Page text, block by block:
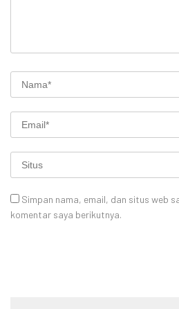
Simpan nama, email, dan situs web
komentar saya berikutnya.